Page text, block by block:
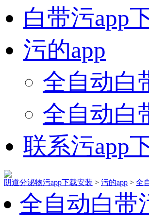
白带污app
污的app
全自动白
全自动白
联系污app
阴道分泌物污app下载安装 > 污的app > 全
全自动白带